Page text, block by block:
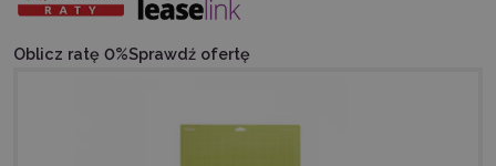
Oblicz ratę 0%Sprawdź ofertę